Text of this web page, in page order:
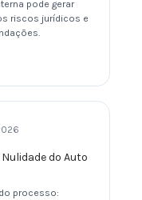
pode gerar
riscos jurídicos e
do Auto
processo: